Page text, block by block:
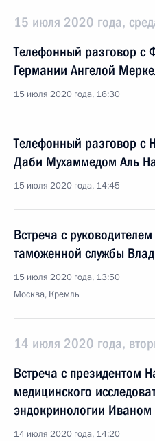
15 июля 2020 года,
Телефонный разговор с
Германии Ангелой
15 июля 2020 года, 16:30
Телефонный разговор с
Даби Мухаммедом Аль
15 июля 2020 года, 14:45
Встреча с
таможенной службы
15 июля 2020 года, 13:50
Москва, Кремль
14 июля 2020 года,
Встреча с президентом
медицинского
эндокринологии
14 июля 2020 года, 14:20